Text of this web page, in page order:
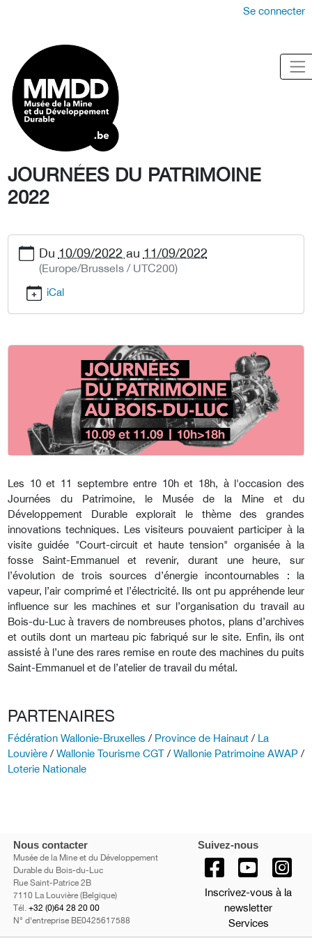
Se connecter
JOURNÉES DU PATRIMOINE
2022
Du 10/09/2022 au 11/09/2022
(Europe/Brussels / UTC200)
iCal
Les 10 et 11 septembre entre 10h et 18h, à l'occasion des
Journées du Patrimoine, le Musée de la Mine et du
Développement Durable explorait le thème des grandes
innovations techniques. Les visiteurs pouvaient participer à la
visite guidée "Court-circuit et haute tension" organisée à la
fosse Saint-Emmanuel et revenir, durant une heure, sur
l’évolution de trois sources d’énergie incontournables : la
vapeur, l’air comprimé et l’électricité. Ils ont pu appréhende leur
influence sur les machines et sur l’organisation du travail au
Bois-du-Luc à travers de nombreuses photos, plans d’archives
et outils dont un marteau pic fabriqué sur le site. Enfin, ils ont
assisté à l’une des rares remise en route des machines du puits
Saint-Emmanuel et de l’atelier de travail du métal.
PARTENAIRES
Fédération Wallonie-Bruxelles / Province de Hainaut / La
Louvière / Wallonie Tourisme CGT / Wallonie Patrimoine AWAP /
Loterie Nationale
Nous contacter
Musée de la Mine et du Développement
Durable du Bois-du-Luc
Rue Saint-Patrice 2B
7110 La Louvière (Belgique)
Tél. +32 (0)64 28 20 00
N° d'entreprise BE0425617588
Suivez-nous
Inscrivez-vous à la
newsletter
Services